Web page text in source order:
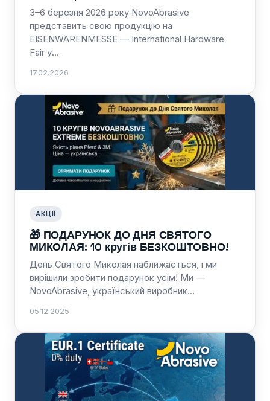
3–6 березня 2026 року NovoAbrasive
представить свою продукцію на
EISENWARENMESSE — International Hardware
Fair у…
17.02.2026
АКЦІЇ
🎁 ПОДАРУНОК ДО ДНЯ СВЯТОГО
МИКОЛАЯ: 10 кругів БЕЗКОШТОВНО!
День Святого Миколая наближається, і ми
вирішили зробити подарунок усім! Ми —
NovoAbrasive, український виробник…
05.12.2025